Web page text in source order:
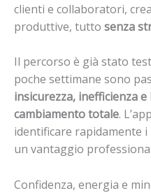
clienti e collaboratori,
produttive, tutto senza
Il percorso è già stato
poche settimane sono
insicurezza, inefficienza
cambiamento totale.
identificare rapidamente
un vantaggio
Confidenza, energia e